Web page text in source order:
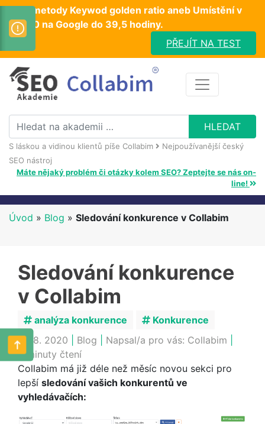
Test metody Keywod golden ratio aneb Umístění v
TOP10 na Google do 39,5 hodiny.
PŘEJÍT NA TEST
S láskou a vidinou klientů píše Collabim
Nejpoužívanější český
SEO nástroj
Máte nějaký problém či otázky kolem SEO? Zeptejte se nás on-
line!
Úvod » Blog » Sledování konkurence v Collabim
Sledování konkurence
v Collabim
analýza konkurence
Konkurence
27. 8. 2020
Blog Napsal/a pro vás: Collabim
2 minuty čtení
Collabim má již déle než měsíc novou sekci pro
lepší sledování vašich konkurentů ve
vyhledávačích: